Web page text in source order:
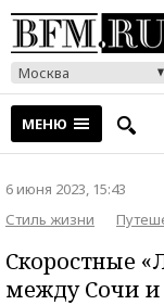
Москва
МЕНЮ
6 июня 2023, 15:43
Стиль жизни
Скоростные
между Сочи и